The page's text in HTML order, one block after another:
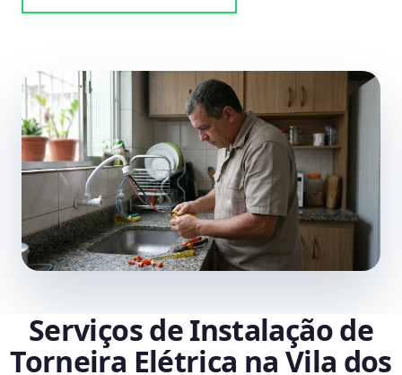
Serviços de Instalação de
Torneira Elétrica na Vila dos